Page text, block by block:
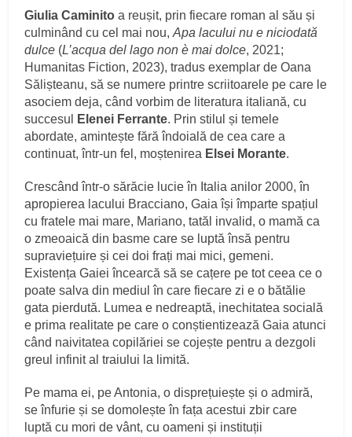
Giulia Caminito a reușit, prin fiecare roman al său și
culminând cu cel mai nou,Apa lacului nu e niciodată
dulce (L’acqua del lago non è mai dolce, 2021;
Humanitas Fiction, 2023), tradus exemplar de Oana
Sălișteanu, să se numere printre scriitoarele pe care le
asociem deja, când vorbim de literatura italiană, cu
succesul
Elenei Ferrante. Prin stilul și temele
abordate, amintește fără îndoială de cea care a
continuat, într-un fel, moștenirea Elsei Morante.
Crescând într-o sărăcie lucie în Italia anilor 2000, în
apropierea lacului Bracciano, Gaia își împarte spațiul
cu fratele mai mare, Mariano, tatăl invalid, o mamă ca
o zmeoaică din basme care se luptă însă pentru
supraviețuire și cei doi frați mai mici, gemeni.
Existența Gaiei încearcă să se cațere pe tot ceea ce o
poate salva din mediul în care fiecare zi e o bătălie
gata pierdută. Lumea e nedreaptă, inechitatea socială
e prima realitate pe care o conștientizează Gaia atunci
când naivitatea copilăriei se cojește pentru a dezgoli
greul infinit al traiului la limită.
Pe mama ei, pe Antonia, o disprețuiește și o admiră,
se înfurie și se domolește în fața acestui zbir care
luptă cu mori de vânt, cu oameni și instituții